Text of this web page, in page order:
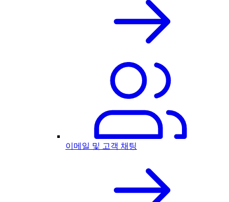
이메일 및 고객 채팅